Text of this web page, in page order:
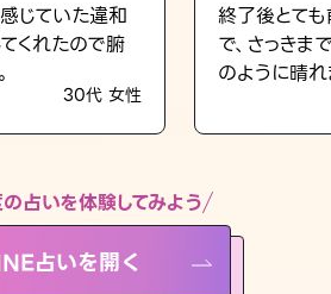
遷移します
じていた違和
くれたので腑
30代 女性
終了後とて
で、さっき
のように晴れ
占いを体験してみよう
占いを開く